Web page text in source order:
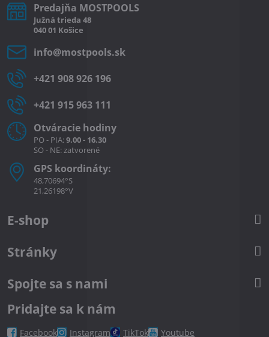
Predajňa MOSTPOOLS
Južná trieda 48
040 01 Košice
info​@mostpools​.sk
+421 908 926 196
+421 915 963 111
Otváracie hodiny
PO - PIA:9.00 - 16.30
SO - NE: zatvorené
GPS koordináty:
48,70694°S
21,26198°V
E-shop
Stránky
Spojte sa s nami
Pridajte sa k nám
Facebook Instagram TikTok Youtube